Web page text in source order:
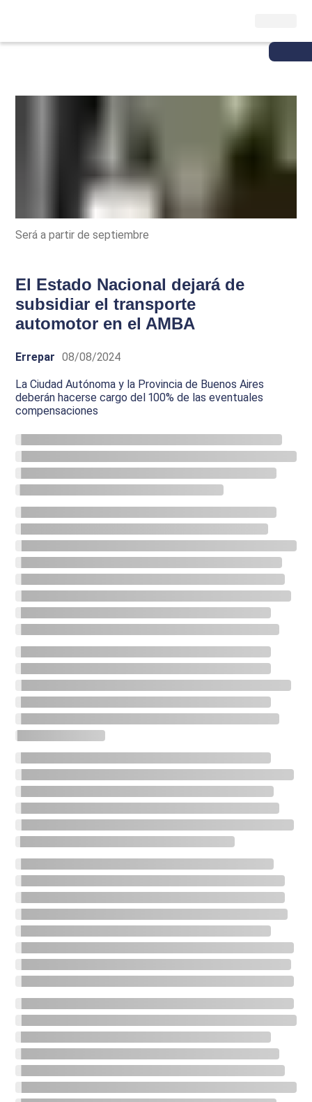
Será a partir de septiembre
El Estado Nacional dejará de
subsidiar el transporte
automotor en el AMBA
Errepar 08/08/2024
La Ciudad Autónoma y la Provincia de Buenos Aires
deberán hacerse cargo del 100% de las eventuales
compensaciones